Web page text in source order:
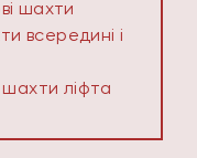
шахти
всередині і
ліфта